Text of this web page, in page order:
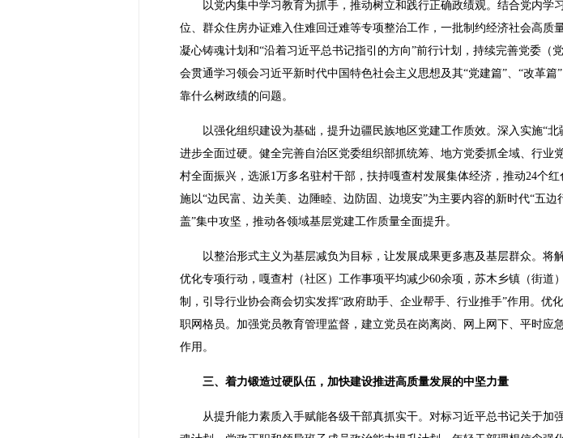
以党内集中学习教育为抓手，推动树立和践行正确政绩观。结合党内
位、群众住房办证难入住难回迁难等专项整治工作，一批制约经济社会高
凝心铸魂计划和“沿着习近平总书记指引的方向”前行计划，持续完善党委
会贯通学习领会习近平新时代中国特色社会主义思想及其“党建篇”、“改革
靠什么树政绩的问题。
以强化组织建设为基础，提升边疆民族地区党建工作质效。深入实施“
进步全面过硬。健全完善自治区党委组织部抓统筹、地方党委抓全域、行
村全面振兴，选派1万多名驻村干部，扶持嘎查村发展集体经济，推动24个
施以“边民富、边关美、边陲睦、边防固、边境安”为主要内容的新时代“五
盖”集中攻坚，推动各领域基层党建工作质量全面提升。
以整治形式主义为基层减负为目标，让发展成果更多惠及基层群众。
优化专项行动，嘎查村（社区）工作事项平均减少60余项，苏木乡镇（街
制，引导行业协会商会切实发挥“政府助手、企业帮手、行业推手”作用。优
职网格员。加强党员教育管理监督，建立党员在岗离岗、网上网下、平时
作用。
三、着力锻造过硬队伍，加快建设推进高质量发展的中坚力量
从提升能力素质入手赋能各级干部真抓实干。对标习近平总书记关于